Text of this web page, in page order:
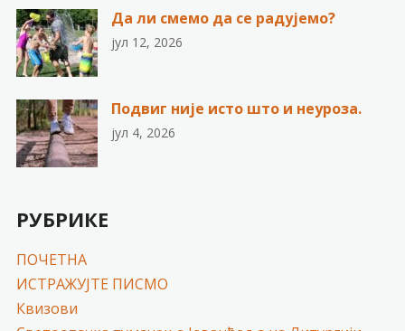
Да ли смемо да се радујемо?
јул 12, 2026
Подвиг није исто што и неуроза.
јул 4, 2026
РУБРИКЕ
ПОЧЕТНА
ИСТРАЖУЈТЕ ПИСМО
Квизови